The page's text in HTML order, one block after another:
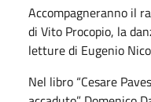
Accompagneranno il
di Vito Procopio, la
letture di Eugenio
Nel libro “Cesare